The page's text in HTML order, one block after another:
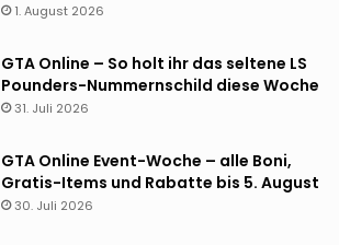
1. August 2026
GTA Online – So holt ihr das seltene LS
Pounders-Nummernschild diese Woche
31. Juli 2026
GTA Online Event-Woche – alle Boni,
Gratis-Items und Rabatte bis 5. August
30. Juli 2026